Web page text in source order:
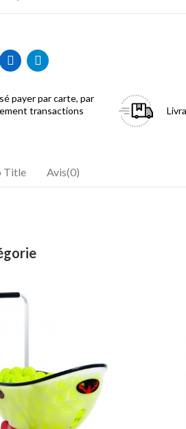
payer par carte, par
transactions
Title Avis(0)